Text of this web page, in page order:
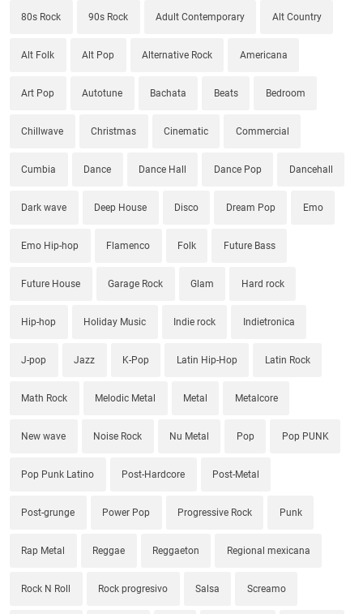
80s Rock 90s Rock Adult Contemporary Alt Country
Alt Folk Alt Pop Alternative Rock Americana
Art Pop Autotune Bachata Beats Bedroom
Chillwave Christmas Cinematic Commercial
Cumbia Dance Dance Hall Dance Pop Dancehall
Dark wave Deep House Disco Dream Pop Emo
Emo Hip-hop Flamenco Folk Future Bass
Future House Garage Rock Glam Hard rock
Hip-hop Holiday Music Indie rock Indietronica
J-pop Jazz K-Pop Latin Hip-Hop Latin Rock
Math Rock Melodic Metal Metal Metalcore
New wave Noise Rock Nu Metal Pop Pop PUNK
Pop Punk Latino Post-Hardcore Post-Metal
Post-grunge Power Pop Progressive Rock Punk
Rap Metal Reggae Reggaeton Regional mexicana
Rock N Roll Rock progresivo Salsa Screamo